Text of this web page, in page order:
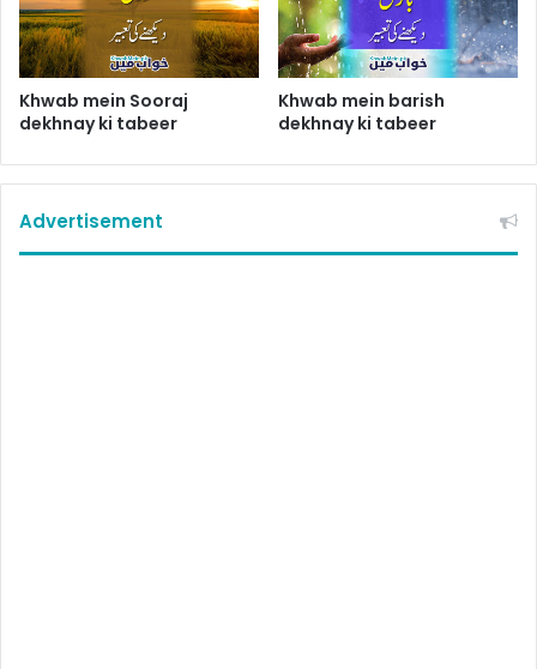
Khwab mein Sooraj
dekhnay ki tabeer
Khwab mein barish
dekhnay ki tabeer
Advertisement